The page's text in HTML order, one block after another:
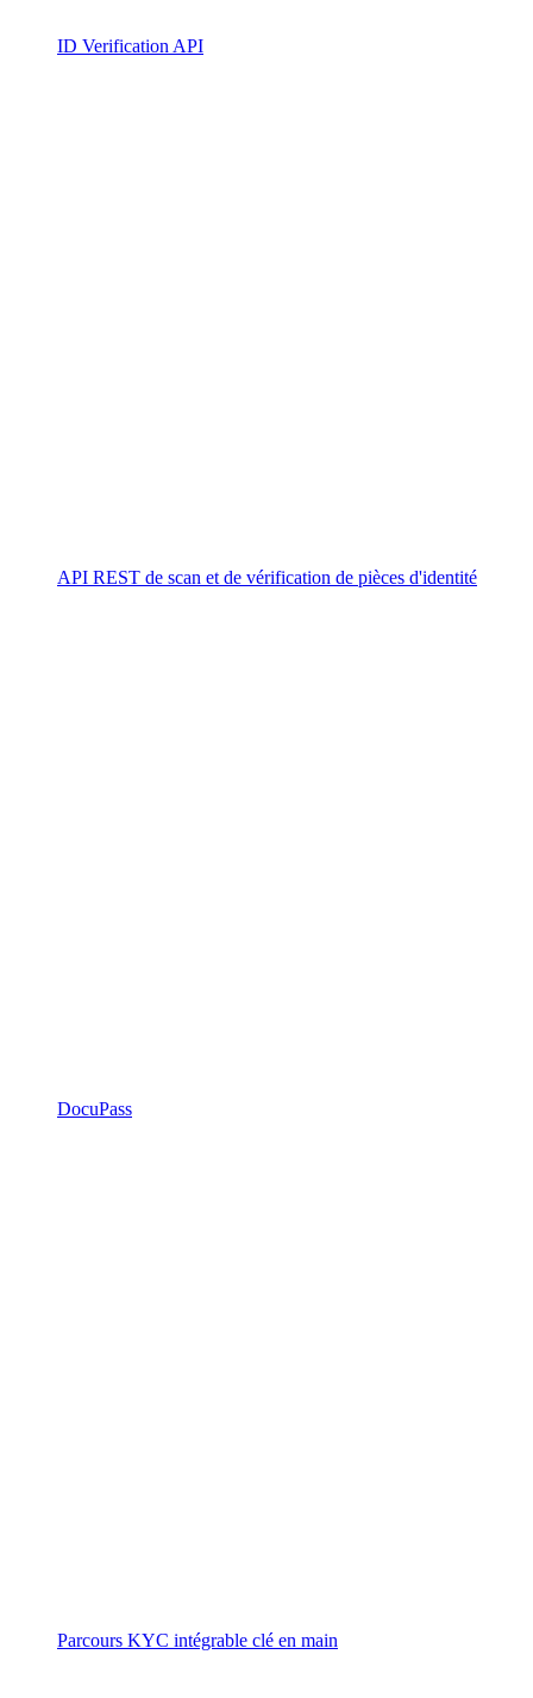
ID Verification API
API REST de scan et de vérification de pièces d'identité
DocuPass
Parcours KYC intégrable clé en main